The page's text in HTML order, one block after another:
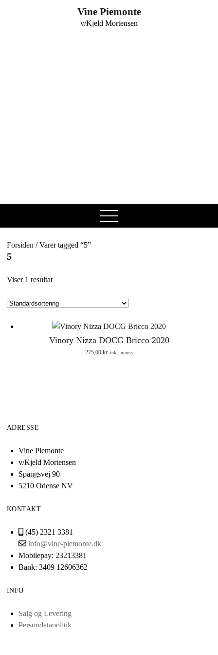
Vine Piemonte
v/Kjeld Mortensen
open
menu
Forsiden / Varer tagged “5”
5
Viser 1 resultat
Vinory Nizza DOCG Bricco 2020
275,00 kr. inkl. moms
ADRESSE
Vine Piemonte
v/Kjeld Mortensen
Spangsvej 90
5210 Odense NV
KONTAKT
(45) 2321 3381
info@vine-piemonte.dk
Mobilepay: 23213381
Bank: 3409 12606362
INFO
Salg og Levering
Persondatapolitik